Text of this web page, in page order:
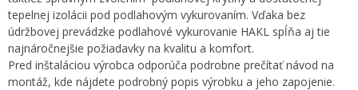
tepelnej izolácii pod podlahovým vykurovaním. Vďaka bez
údržbovej prevádzke podlahové vykurovanie HAKL spĺňa aj tie
najnáročnejšie požiadavky na kvalitu a komfort.
Pred inštaláciou výrobca odporúča podrobne prečítať návod na
montáž, kde nájdete podrobný popis výrobku a jeho zapojenie.